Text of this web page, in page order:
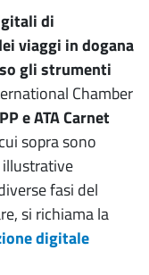
di
viaggi in dogana
gli strumenti
Chamber
e ATA Carnet
sopra sono
illustrative
fasi del
si richiama la
digitale